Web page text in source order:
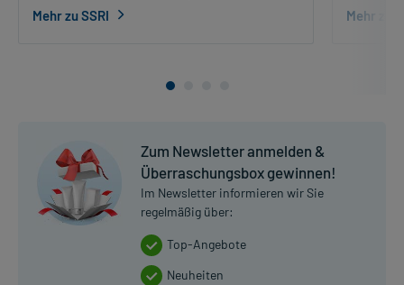
Mehr zu SSRI Mehr zur
Zum Newsletter anmelden &
Überraschungsbox gewinnen!
Im Newsletter informieren wir Sie
regelmäßig über:
Top-Angebote
Neuheiten